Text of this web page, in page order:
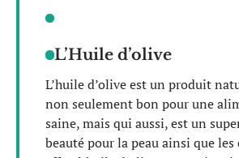
L’Huile d’olive
L’huile d’olive est un produit
non seulement bon pour une
saine, mais qui aussi, est un
beauté pour la peau ainsi que les